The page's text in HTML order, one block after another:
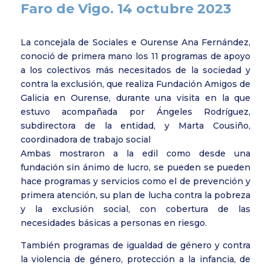
Faro de Vigo. 14 octubre 2023
La concejala de Sociales e Ourense Ana Fernández,
conoció de primera mano los 11 programas de apoyo
a los colectivos más necesitados de la sociedad y
contra la exclusión, que realiza Fundación Amigos de
Galicia en Ourense, durante una visita en la que
estuvo acompañada por Ángeles Rodríguez,
subdirectora de la entidad, y Marta Cousiño,
coordinadora de trabajo social
Ambas mostraron a la edil como desde una
fundación sin ánimo de lucro, se pueden se pueden
hace programas y servicios como el de prevención y
primera atención, su plan de lucha contra la pobreza
y la exclusión social, con cobertura de las
necesidades básicas a personas en riesgo.
También programas de igualdad de género y contra
la violencia de género, protección a la infancia, de